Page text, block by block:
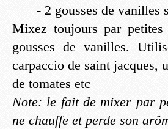
- 2 gousses de vanilles
Mixez toujours par
gousses de vanilles.
carpaccio de saint jacques,
de tomates etc
Note: le fait de mixer par
ne chauffe et perde son